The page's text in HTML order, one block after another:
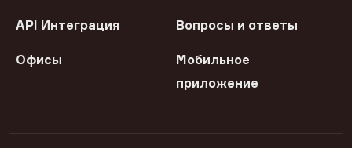
API Интеграция Вопросы и ответы
Офисы
Мобильное
приложение